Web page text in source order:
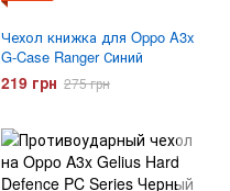
Чехол книжка для Oppo A3x
G-Case Ranger Синий
219 грн 275 грн